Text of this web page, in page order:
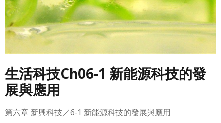
生活科技Ch06-1 新能源科技的發
展與應用
第六章 新興科技／6-1 新能源科技的發展與應用